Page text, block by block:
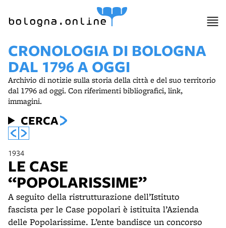
bologna.online
CRONOLOGIA DI BOLOGNA
DAL 1796 A OGGI
Archivio di notizie sulla storia della città e del suo territorio
dal 1796 ad oggi. Con riferimenti bibliografici, link,
immagini.
CERCA
1934
LE CASE
“POPOLARISSIME”
A seguito della ristrutturazione dell’Istituto
fascista per le Case popolari è istituita l’Azienda
delle Popolarissime. L’ente bandisce un concorso